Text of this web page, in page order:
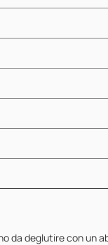
da deglutire con un